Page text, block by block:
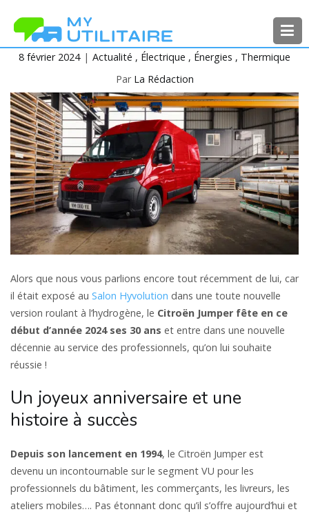
contenu
MyUtilitaire
Toute l’actualité des véhicules
8 février 2024 Actualité Électrique Énergies
Thermique
Par La Rédaction
Alors que nous vous parlions encore tout récemment de lui, car
il était exposé au Salon Hyvolution dans une toute nouvelle
version roulant à l’hydrogène, le Citroën Jumper fête en ce
début d’année 2024 ses 30 ans et entre dans une nouvelle
décennie au service des professionnels, qu’on lui souhaite
réussie !
Un joyeux anniversaire et une
histoire à succès
Depuis son lancement en 1994, le Citroën Jumper est
devenu un incontournable sur le segment VU pour les
professionnels du bâtiment, les commerçants, les livreurs, les
ateliers mobiles…. Pas étonnant donc qu’il s’offre aujourd’hui et